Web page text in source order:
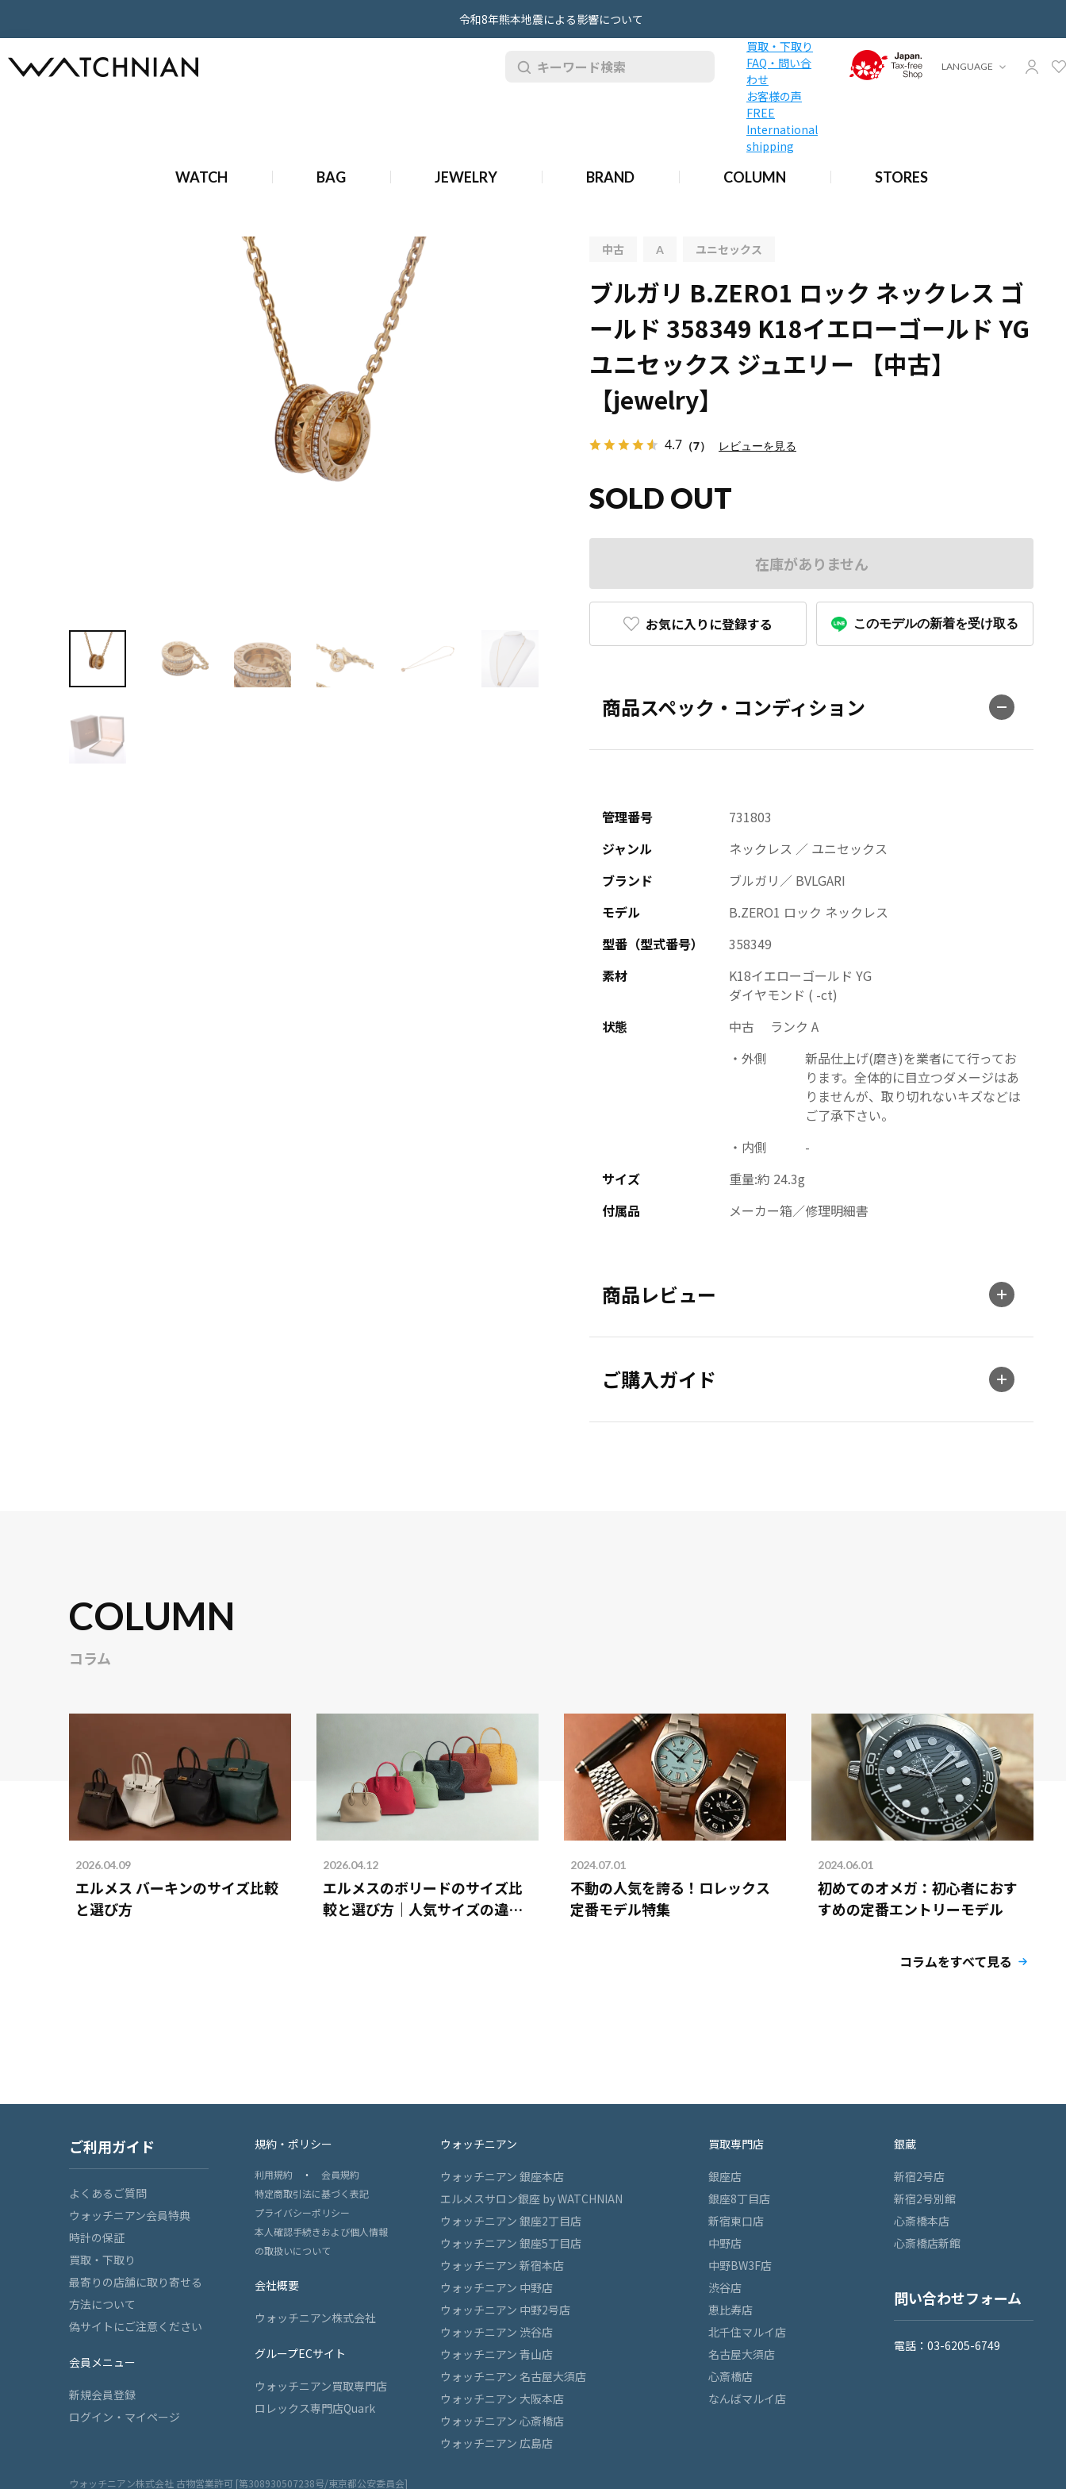
令和8年熊本地震による影響について
買取・下取り
FAQ・問い合
わせ
お客様の声
FREE
International
shipping
WATCH BAG JEWELRY BRAND COLUMN STORES
LANGUAGE
ブルガリ B.ZERO1 ロック ネックレス ゴールド 358349 K18イエローゴールド YG ユニセックス ジュエリー 【中古】【jewelry】
ブルガリ B.ZERO1 ロック ネックレス ゴールド 358349 K18イエローゴールド YG ユニセックス ジュエリー 【中古】【jewelry】
ブランドジュエリー ネックレス・ペンダントトップ・チョーカー ブルガリ B.ZERO1 ロック ネックレス ゴールド 358349 K18イエローゴールド YG ユニセックス ジュエリー 【中古】【jewelry】
中古 A ユニセックス
ブルガリ B.ZERO1 ロック ネックレス ゴ
ールド 358349 K18イエローゴールド YG
ユニセックス ジュエリー 【中古】
【jewelry】
4.7 （7） レビューを見る
SOLD OUT
在庫がありません
お気に入りに登録する このモデルの新着を受け取る
商品スペック・コンディション
管理番号
731803
ジャンル
ネックレス ／ ユニセックス
ブランド
ブルガリ／ BVLGARI
モデル
B.ZERO1 ロック ネックレス
型番（型式番号）
358349
素材
K18イエローゴールド YG
ダイヤモンド ( -ct)
状態
中古 ランク A
外側
新品仕上げ(磨き)を業者にて行ってお
ります。全体的に目立つダメージはあ
りませんが、取り切れないキズなどは
ご了承下さい。
内側
-
サイズ
重量:約 24.3g
付属品
メーカー箱／修理明細書
商品レビュー
ご購入ガイド
COLUMN
コラム
2026.04.09
エルメス バーキンのサイズ比較
と選び方
2026.04.12
エルメスのボリードのサイズ比
較と選び方｜人気サイズの違い
2024.07.01
不動の人気を誇る！ロレックス
定番モデル特集
2024.06.01
初めてのオメガ：初心者におす
すめの定番エントリーモデル
コラムをすべて見る
ご利用ガイド
よくあるご質問
ウォッチニアン会員特典
時計の保証
買取・下取り
最寄りの店舗に取り寄せる
方法について
偽サイトにご注意ください
会員メニュー
新規会員登録
ログイン・マイページ
規約・ポリシー
利用規約 ・ 会員規約
特定商取引法に基づく表記
プライバシーポリシー
本人確認手続きおよび個人情報
の取扱いについて
会社概要
ウォッチニアン株式会社
グループECサイト
ウォッチニアン買取専門店
ロレックス専門店Quark
ウォッチニアン
ウォッチニアン 銀座本店
エルメスサロン銀座 by WATCHNIAN
ウォッチニアン 銀座2丁目店
ウォッチニアン 銀座5丁目店
ウォッチニアン 新宿本店
ウォッチニアン 中野店
ウォッチニアン 中野2号店
ウォッチニアン 渋谷店
ウォッチニアン 青山店
ウォッチニアン 名古屋大須店
ウォッチニアン 大阪本店
ウォッチニアン 心斎橋店
ウォッチニアン 広島店
買取専門店
銀座店
銀座8丁目店
新宿東口店
中野店
中野BW3F店
渋谷店
恵比寿店
北千住マルイ店
名古屋大須店
心斎橋店
なんばマルイ店
銀蔵
新宿2号店
新宿2号別館
心斎橋本店
心斎橋店新館
問い合わせフォーム
電話：03-6205-6749
ウォッチニアン株式会社 古物営業許可 [第308930507238号/東京都公安委員会]